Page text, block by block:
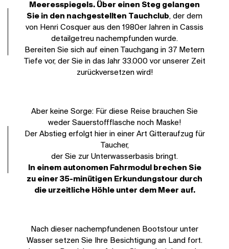
Meeresspiegels. Über einen Steg gelangen
Sie in den nachgestellten Tauchclub, der dem
von Henri Cosquer aus den 1980er Jahren in Cassis
detailgetreu nachempfunden wurde.
Bereiten Sie sich auf einen Tauchgang in 37 Metern
Tiefe vor, der Sie in das Jahr 33.000 vor unserer Zeit
zurückversetzen wird!
Aber keine Sorge: Für diese Reise brauchen Sie
weder Sauerstoffflasche noch Maske!
Der Abstieg erfolgt hier in einer Art Gitteraufzug für
Taucher,
der Sie zur Unterwasserbasis bringt.
In einem autonomen Fahrmodul brechen Sie
zu einer 35-minütigen Erkundungstour durch
die urzeitliche Höhle unter dem Meer auf.
Nach dieser nachempfundenen Bootstour unter
Wasser setzen Sie Ihre Besichtigung an Land fort.